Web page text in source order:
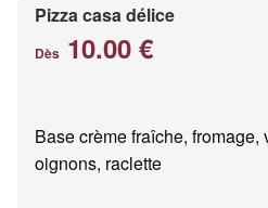
Pizza casa délice
Dès 10.00 €
Base crème fraîche,
oignons, raclette